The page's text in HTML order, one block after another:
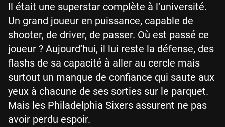
Il était une superstar complète à l’université.
Un grand joueur en puissance, capable de
shooter, de driver, de passer. Où est passé ce
joueur ? Aujourd’hui, il lui reste la défense, des
flashs de sa capacité à aller au cercle mais
surtout un manque de confiance qui saute aux
yeux à chacune de ses sorties sur le parquet.
Mais les Philadelphia Sixers assurent ne pas
avoir perdu espoir.